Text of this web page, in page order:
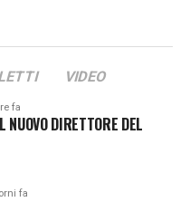
VIDEO
fa
DIRETTORE DEL
fa